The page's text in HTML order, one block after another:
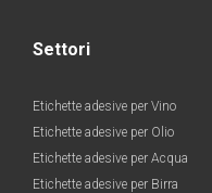
Settori
Etichette adesive per Vino
Etichette adesive per Olio
Etichette adesive per Acqua
Etichette adesive per Birra